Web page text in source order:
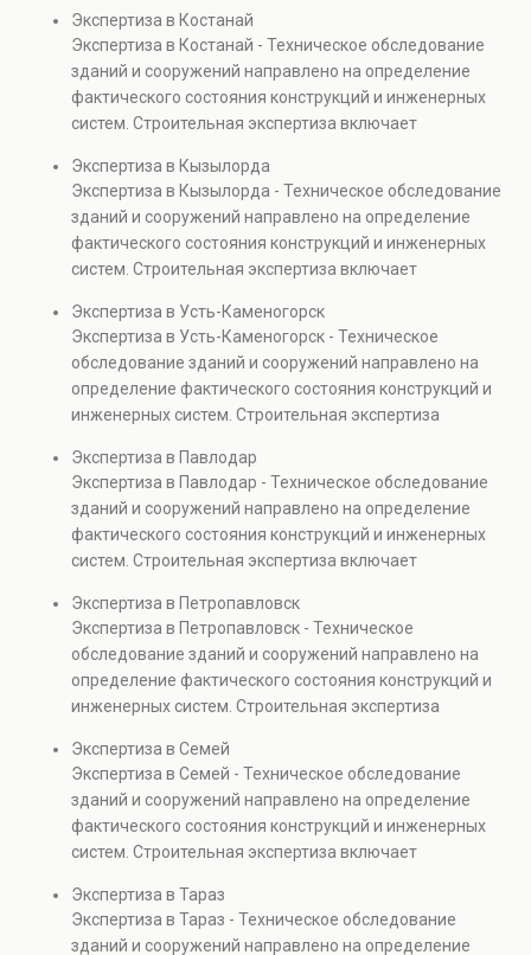
элементов и оценку эксплуатационной безопасности.
Услуга востребована при покупке недвижимости,
капитальном ремонте и реконструкции объектов, а
также при судебных разбирательствах и технических
проверках.
Экспертиза в Костанай
Экспертиза в Костанай - Техническое обследование
зданий и сооружений направлено на определение
фактического состояния конструкций и инженерных
систем. Строительная экспертиза включает
элементов и оценку эксплуатационной безопасности.
Услуга востребована при покупке недвижимости,
капитальном ремонте и реконструкции объектов, а
также при судебных разбирательствах и технических
проверках.
Экспертиза в Кызылорда
Экспертиза в Кызылорда - Техническое обследование
зданий и сооружений направлено на определение
фактического состояния конструкций и инженерных
систем. Строительная экспертиза включает
элементов и оценку эксплуатационной безопасности.
Услуга востребована при покупке недвижимости,
капитальном ремонте и реконструкции объектов, а
также при судебных разбирательствах и технических
проверках.
Экспертиза в Усть-Каменогорск
Экспертиза в Усть-Каменогорск - Техническое
обследование зданий и сооружений направлено на
определение фактического состояния конструкций и
инженерных систем. Строительная экспертиза
прочности элементов и оценку эксплуатационной
безопасности. Услуга востребована при покупке
недвижимости, капитальном ремонте и реконструкции
объектов, а также при судебных разбирательствах и
технических проверках.
Экспертиза в Павлодар
Экспертиза в Павлодар - Техническое обследование
зданий и сооружений направлено на определение
фактического состояния конструкций и инженерных
систем. Строительная экспертиза включает
элементов и оценку эксплуатационной безопасности.
Услуга востребована при покупке недвижимости,
капитальном ремонте и реконструкции объектов, а
также при судебных разбирательствах и технических
проверках.
Экспертиза в Петропавловск
Экспертиза в Петропавловск - Техническое
обследование зданий и сооружений направлено на
определение фактического состояния конструкций и
инженерных систем. Строительная экспертиза
прочности элементов и оценку эксплуатационной
безопасности. Услуга востребована при покупке
недвижимости, капитальном ремонте и реконструкции
объектов, а также при судебных разбирательствах и
технических проверках.
Экспертиза в Семей
Экспертиза в Семей - Техническое обследование
зданий и сооружений направлено на определение
фактического состояния конструкций и инженерных
систем. Строительная экспертиза включает
элементов и оценку эксплуатационной безопасности.
Услуга востребована при покупке недвижимости,
Экспертиза в Тараз
Экспертиза в Тараз - Техническое обследование
зданий и сооружений направлено на определение